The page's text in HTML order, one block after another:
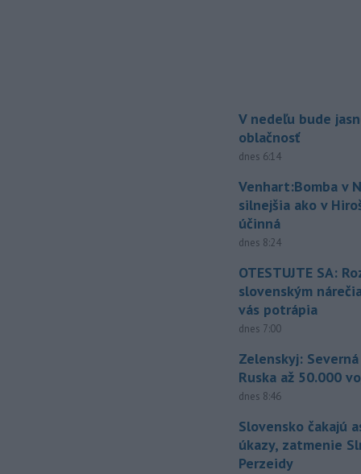
V nedeľu bude
oblačnosť
dnes 6:14
Venhart:Bomba v
silnejšia ako v
účinná
dnes 8:24
OTESTUJTE SA:
slovenským
vás potrápia
dnes 7:00
Zelenskyj:
Ruska až 50.000
dnes 8:46
Slovensko čakajú
úkazy, zatmenie
Perzeidy